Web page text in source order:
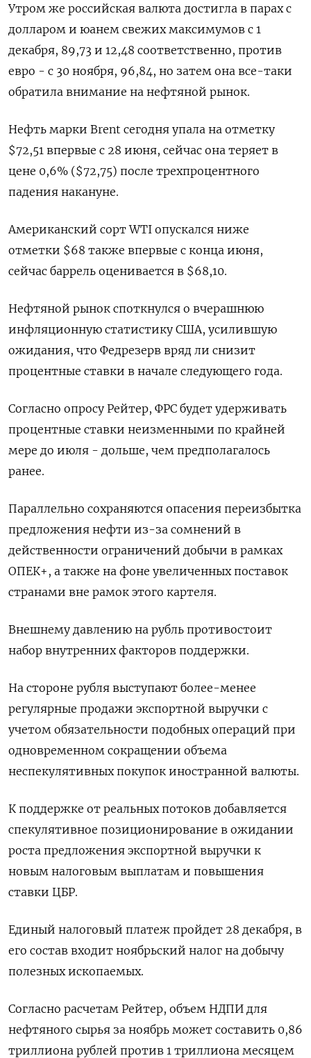
Утром же российская валюта достигла в парах с
долларом и юанем свежих максимумов с 1
декабря, 89,73 и 12,48 соответственно, против
евро - с 30 ноября, 96,84, но затем она все-таки
обратила внимание на нефтяной рынок.
Нефть марки Brent сегодня упала на отметку
$72,51 впервые с 28 июня, сейчас она теряет в
цене 0,6% ($72,75) после трехпроцентного
падения накануне.
Американский сорт WTI опускался ниже
отметки $68 также впервые с конца июня,
сейчас баррель оценивается в $68,10.
Нефтяной рынок споткнулся о вчерашнюю
инфляционную статистику США, усилившую
ожидания, что Федрезерв вряд ли снизит
процентные ставки в начале следующего года.
Согласно опросу Рейтер, ФРС будет удерживать
процентные ставки неизменными по крайней
мере до июля - дольше, чем предполагалось
ранее.
Параллельно сохраняются опасения переизбытка
предложения нефти из-за сомнений в
действенности ограничений добычи в рамках
ОПЕК+, а также на фоне увеличенных поставок
странами вне рамок этого картеля.
Внешнему давлению на рубль противостоит
набор внутренних факторов поддержки.
На стороне рубля выступают более-менее
регулярные продажи экспортной выручки с
учетом обязательности подобных операций при
одновременном сокращении объема
неспекулятивных покупок иностранной валюты.
К поддержке от реальных потоков добавляется
спекулятивное позиционирование в ожидании
роста предложения экспортной выручки к
новым налоговым выплатам и повышения
ставки ЦБР.
Единый налоговый платеж пройдет 28 декабря, в
его состав входит ноябрьский налог на добычу
полезных ископаемых.
Согласно расчетам Рейтер, объем НДПИ для
нефтяного сырья за ноябрь может составить 0,86
триллиона рублей против 1 триллиона месяцем